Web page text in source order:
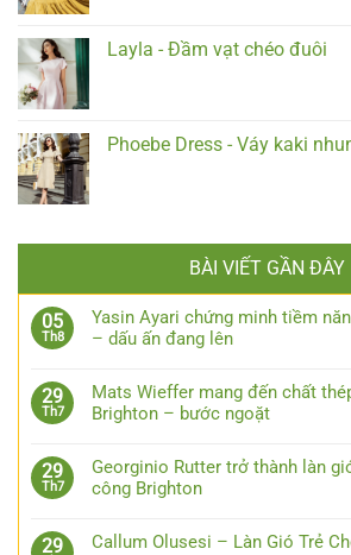
Layla - Đầm vạt chéo đuôi
Phoebe Dress - Váy kaki
BÀI VIẾT GẦN ĐÂY
05
Th8
Yasin Ayari chứng minh tiềm
– dấu ấn đang lên
29
Th7
Mats Wieffer mang đến chất
Brighton – bước ngoặt
29
Th7
Georginio Rutter trở thành làn
công Brighton
29
Callum Olusesi – Làn Gió Trẻ